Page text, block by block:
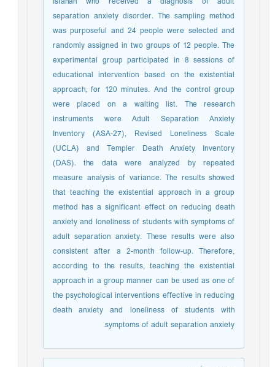
separation anxiety disorder. The sampling method
was purposeful and 24 people were selected and
randomly assigned in two groups of 12 people. The
experimental group participated in 8 sessions of
educational intervention based on the existential
approach, for 120 minutes. And the control group
were placed on a waiting list. The research
instruments were Adult Separation Anxiety
Inventory (ASA-27), Revised Loneliness Scale
(UCLA) and Templer Death Anxiety Inventory
(DAS). the data were analyzed by repeated
measure analysis of variance. The results showed
that teaching the existential approach in a group
method has a significant effect on reducing death
anxiety and loneliness of students with symptoms of
adult separation anxiety. These results were also
consistent after a 2-month follow-up. Therefore,
according to the results, teaching the existential
approach in a group manner can be used as one of
the psychological interventions effective in reducing
death anxiety and loneliness of students with
symptoms of adult separation anxiety.